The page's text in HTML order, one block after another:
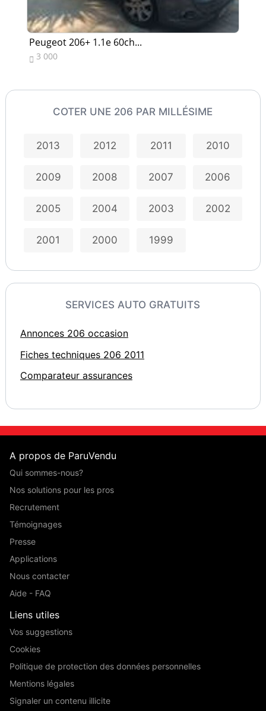
Peugeot 206+ 1.1e 60ch...
 3 000
COTER UNE 206 PAR MILLÉSIME
2013 2012 2011 2010
2009 2008 2007 2006
2005 2004 2003 2002
2001 2000 1999
SERVICES AUTO GRATUITS
Annonces 206 occasion
Fiches techniques 206 2011
Comparateur assurances
A propos de ParuVendu
Qui sommes-nous?
Nos solutions pour les pros
Recrutement
Témoignages
Presse
Applications
Nous contacter
Aide - FAQ
Liens utiles
Vos suggestions
Cookies
Politique de protection des données personnelles
Mentions légales
Signaler un contenu illicite